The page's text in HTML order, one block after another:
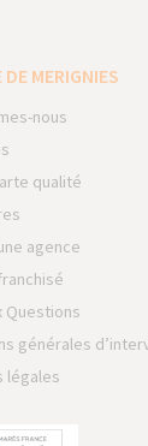
DE MERIGNIES
nous
qualité
agence
Questions
générales
légales